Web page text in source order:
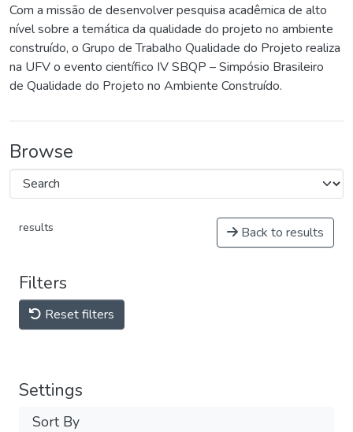
Com a missão de desenvolver pesquisa acadêmica de alto
nível sobre a temática da qualidade do projeto no ambiente
construído, o Grupo de Trabalho Qualidade do Projeto realiza
na UFV o evento científico IV SBQP – Simpósio Brasileiro
de Qualidade do Projeto no Ambiente Construído.
Browse
results Back to results
Filters
Reset filters
Settings
Sort By